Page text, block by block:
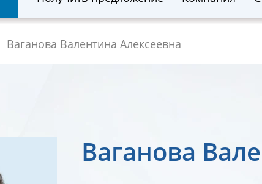
Ваганова Валентина Алексеевна
Ваганова